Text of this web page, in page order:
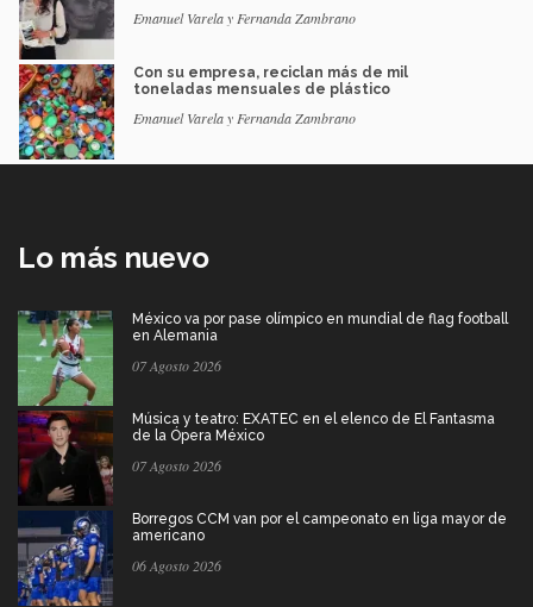
Emanuel Varela y Fernanda Zambrano
Con su empresa, reciclan más de mil
toneladas mensuales de plástico
Emanuel Varela y Fernanda Zambrano
Lo más nuevo
México va por pase olímpico en mundial de flag football
en Alemania
07 Agosto 2026
Música y teatro: EXATEC en el elenco de El Fantasma
de la Ópera México
07 Agosto 2026
Borregos CCM van por el campeonato en liga mayor de
americano
06 Agosto 2026